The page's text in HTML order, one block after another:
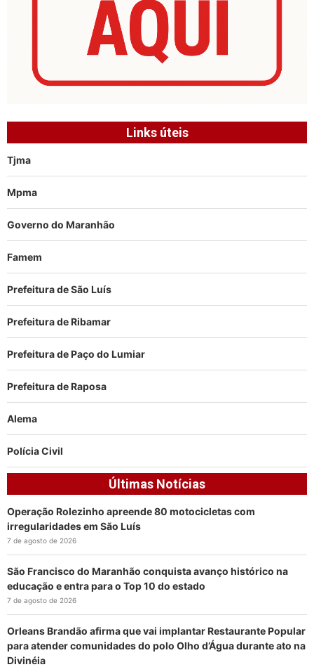
Links úteis
Tjma
Mpma
Governo do Maranhão
Famem
Prefeitura de São Luís
Prefeitura de Ribamar
Prefeitura de Paço do Lumiar
Prefeitura de Raposa
Alema
Polícia Civil
Últimas Notícias
Operação Rolezinho apreende 80 motocicletas com
irregularidades em São Luís
7 de agosto de 2026
São Francisco do Maranhão conquista avanço histórico na
educação e entra para o Top 10 do estado
7 de agosto de 2026
Orleans Brandão afirma que vai implantar Restaurante Popular
para atender comunidades do polo Olho d’Água durante ato na
Divinéia